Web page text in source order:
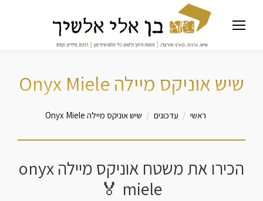
שיש אוניקס מיילה Onyx Miele
מיקומך כאן
ראשי עדכונים שיש אוניקס מיילה Onyx Miele
הכירו את משטח אוניקס מיילה onyx
miele 🏅